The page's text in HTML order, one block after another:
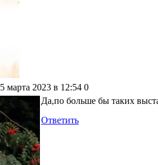
5 марта 2023 в 12:54 0
Да,по больше бы таких
Ответить